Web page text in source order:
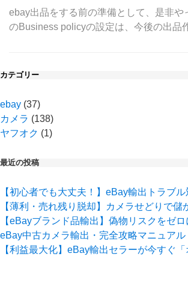
ebay出品をする前の準備として、是非
のBusiness policyの設定は、今後の出
カテゴリー
ebay (37)
カメラ (138)
ヤフオク (1)
最近の投稿
【初心者でも大丈夫！】eBay輸出トラブ
【薄利・売れ残り脱却】カメラせどりで
【eBayブランド品輸出】偽物リスクをゼ
eBay中古カメラ輸出・完全攻略マニュア
【利益最大化】eBay輸出セラーが今すぐ